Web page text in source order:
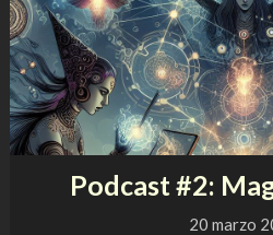
Podcast #2:
20 marzo